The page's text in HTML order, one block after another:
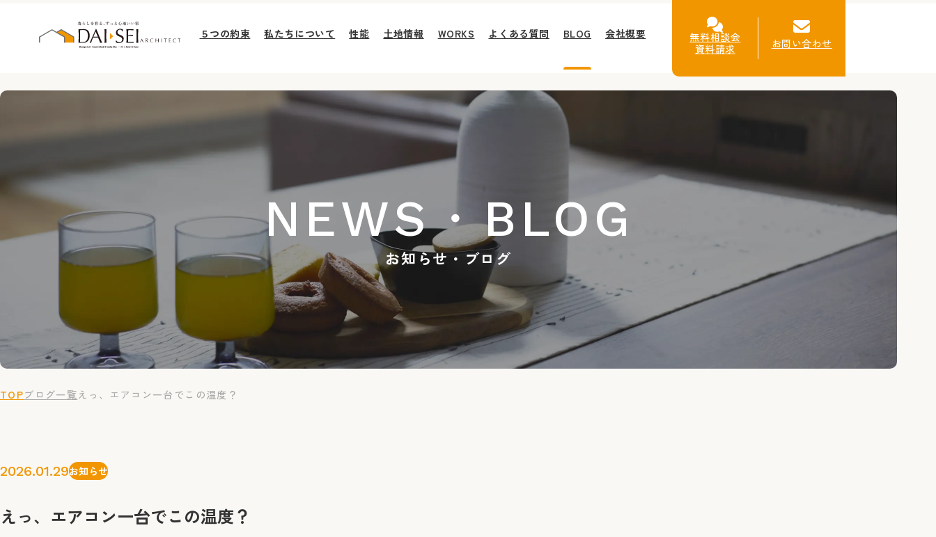
５つの約束 私たちについて 性能 土地情報 WORKS よくある質問 BLOG 会社概要
無料相談会
資料請求
お問い合わせ
NEWS・BLOG
お知らせ・ブログ
TOPブログ一覧えっ、エアコン一台でこの温度？
2026.01.29お知らせ
えっ、エアコン一台でこの温度？